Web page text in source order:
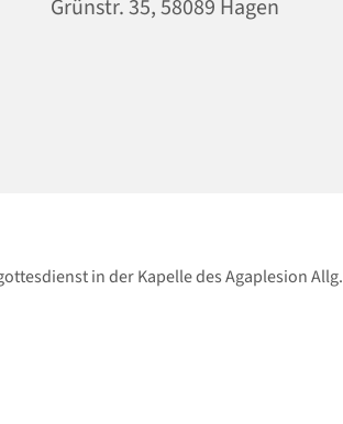
Grünstr. 35, 58089 Hagen
in der Kapelle des Agaplesion Allg.